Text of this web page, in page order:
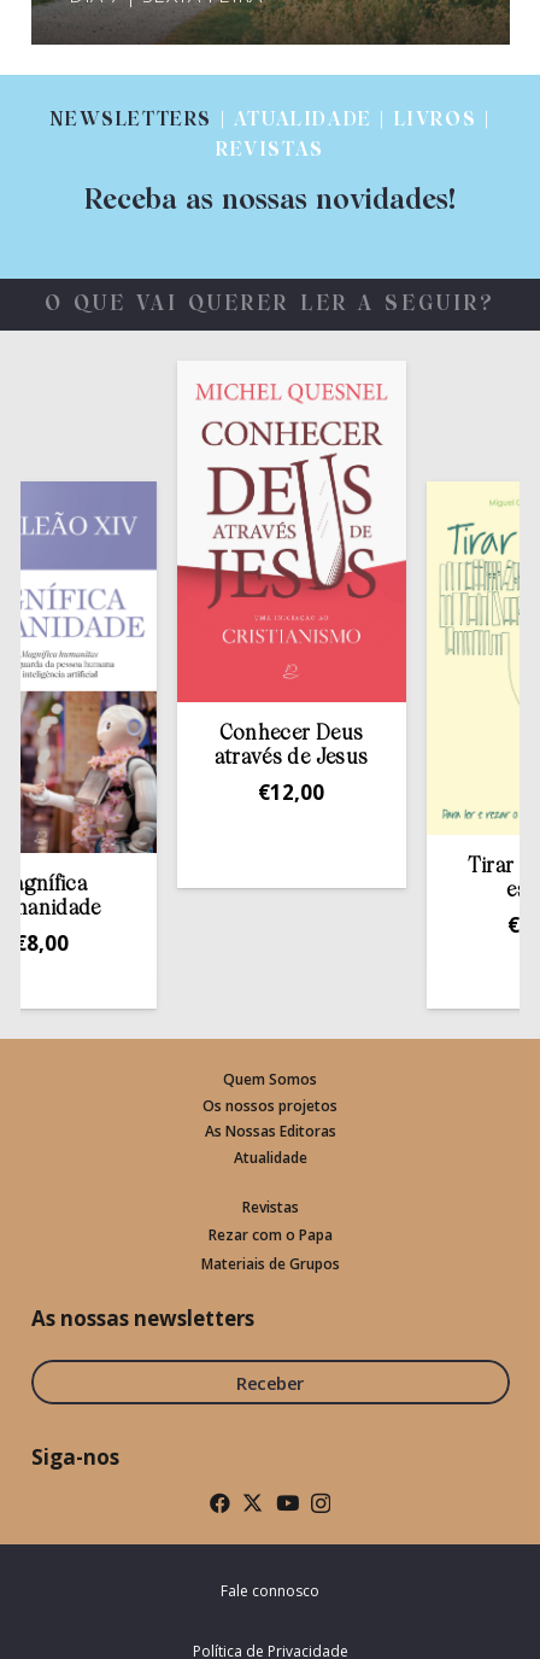
NEWSLETTERS
| ATUALIDADE | LIVROS |
REVISTAS
Receba as nossas novidades!
O QUE VAI QUERER LER A SEGUIR?
Conhecer Deus
através de Jesus
12,00
Tirar a
estante
13,50
Quem Somos
Os nossos projetos
As Nossas Editoras
Atualidade
Revistas
Rezar com o Papa
Materiais de Grupos
As nossas newsletters
Receber
Siga-nos
Fale connosco
Política de Privacidade